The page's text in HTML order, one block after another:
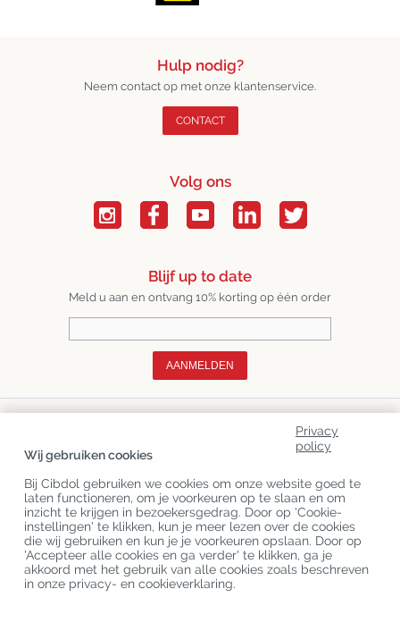
Hulp nodig?
Neem contact op met onze klantenservice.
CONTACT
Volg ons
Blijf up to date
Meld u aan en ontvang 10% korting op één order
AANMELDEN
Productcategorieën
Klantenservice
Laatste CBD Blogs
Privacy
policy
Wij gebruiken cookies
Bij Cibdol gebruiken we cookies om onze website goed te
laten functioneren, om je voorkeuren op te slaan en om
inzicht te krijgen in bezoekersgedrag. Door op 'Cookie-
instellingen' te klikken, kun je meer lezen over de cookies
die wij gebruiken en kun je je voorkeuren opslaan. Door op
'Accepteer alle cookies en ga verder' te klikken, ga je
akkoord met het gebruik van alle cookies zoals beschreven
in onze privacy- en cookieverklaring.
Copyright© CibdolLast updated 07-08-2026
Cibdol bv, Handelsweg 1a, 5492NL Sint-Oedenrode, the Netherlands